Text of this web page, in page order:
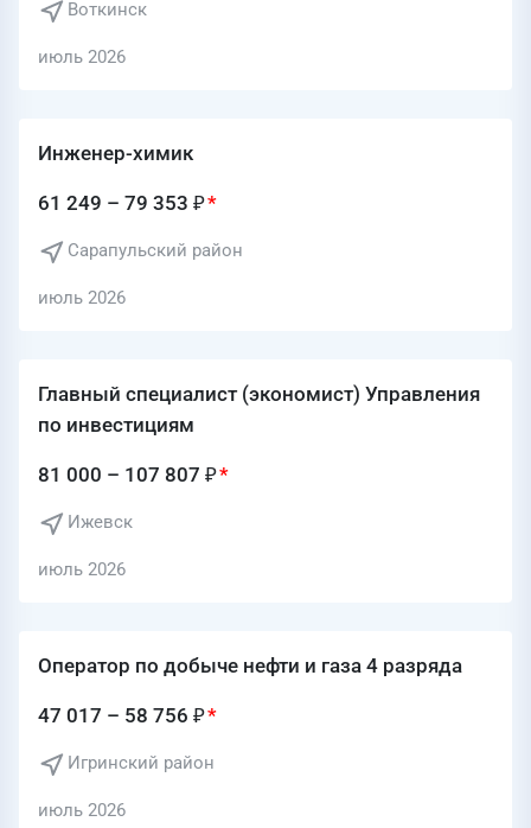
Воткинск
июль 2026
Инженер-химик
61 249 – 79 353 ₽
Сарапульский район
июль 2026
Главный специалист (экономист) Управления
по инвестициям
81 000 – 107 807 ₽
Ижевск
июль 2026
Оператор по добыче нефти и газа 4 разряда
47 017 – 58 756 ₽
Игринский район
июль 2026